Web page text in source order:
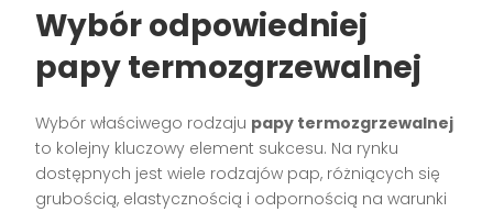
Wybór odpowiedniej
papy termozgrzewalnej
Wybór właściwego rodzaju papy termozgrzewalnej
to kolejny kluczowy element sukcesu. Na rynku
dostępnych jest wiele rodzajów pap, różniących się
grubością, elastycznością i odpornością na warunki